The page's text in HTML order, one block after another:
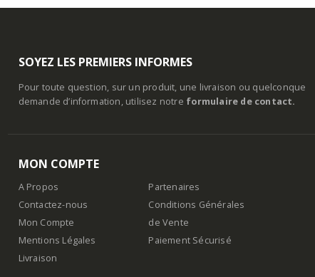
SOYEZ LES PREMIERS INFORMES
Pour toute question, sur un produit, une livraison ou quelconque
demande d’information, utilisez notre formulaire de contact.
MON COMPTE
A Propos
Contactez-nous
Mon Compte
Mentions Légales
Livraison
Partenaires
Conditions Générales
de Vente
Paiement Sécurisé